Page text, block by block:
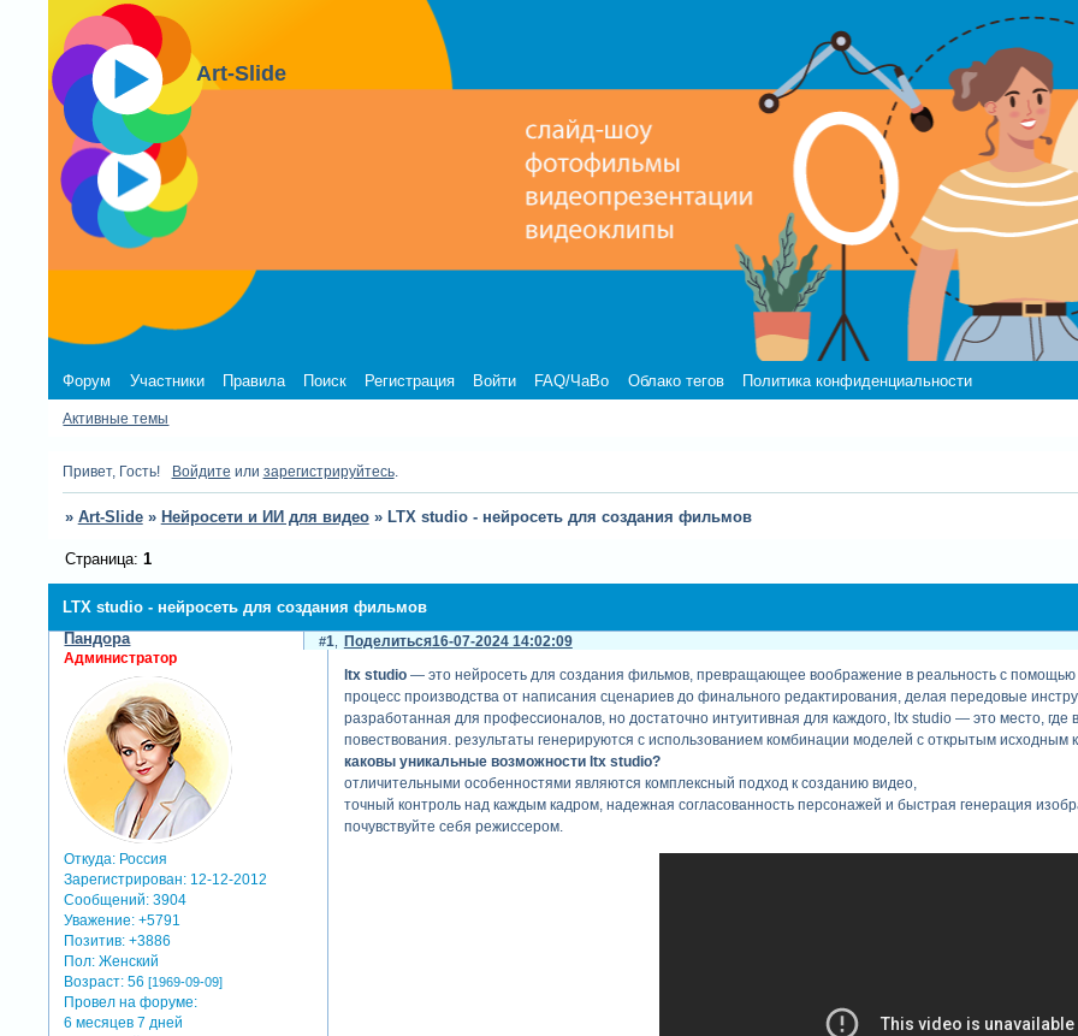
Art-Slide
Форум Участники Правила Поиск Регистрация Войти FAQ/ЧаВо Облако тегов Политика конфиденциальности
Активные темы
Привет, Гость! Войдите или зарегистрируйтесь.
» Art-Slide » Нейросети и ИИ для видео » LTX studio - нейросеть для создания фильмов
LTX studio - нейросеть для создания фильмов
Страница: 1
Поделиться
1 16-07-2024 14:02:09
Пандора
Администратор
Откуда: Россия
Зарегистрирован: 12-12-2012
Сообщений: 3904
Уважение: +5791
Позитив: +3886
Пол: Женский
Возраст: 56[1969-09-09]
Провел на форуме:
6 месяцев 7 дней
ltx studio— это нейросеть для создания фильмов, превращающее воображение в реальность с помощью
процесс производства от написания сценариев до финального редактирования, делая передовые
разработанная для профессионалов, но достаточно интуитивная для каждого, ltx studio — это место,
повествования. результаты генерируются с использованием комбинации моделей с открытым исходным
каковы уникальные возможности ltx studio?
отличительными особенностями являются комплексный подход к созданию видео,
точный контроль над каждым кадром, надежная согласованность персонажей и быстрая генерация
почувствуйте себя режиссером.